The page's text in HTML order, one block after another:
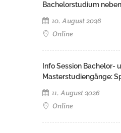
Bachelorstudium
10. August 2026
Online
Info Session Bachelor-
Masterstudiengänge:
11. August 2026
Online